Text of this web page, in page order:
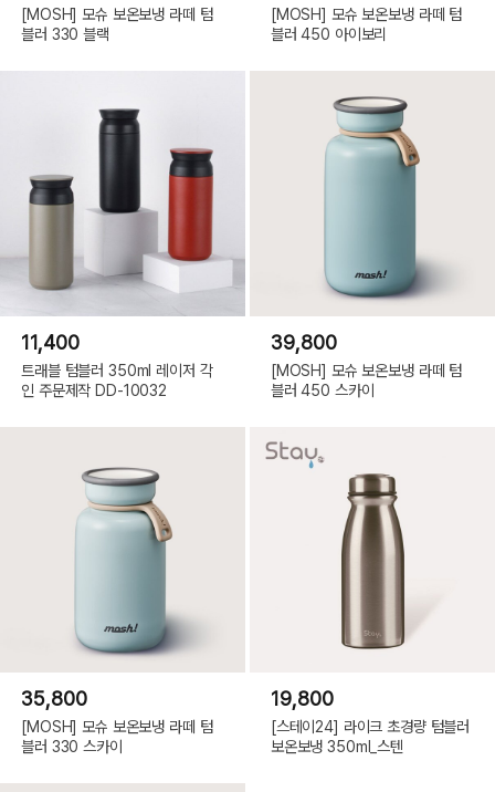
[MOSH] 모슈 보온보냉 라떼 텀
블러 330 블랙
[MOSH] 모슈 보온보냉 라떼 텀
블러 450 아이보리
11,400
트래블 텀블러 350ml 레이저 각
인 주문제작 DD-10032
39,800
[MOSH] 모슈 보온보냉 라떼 텀
블러 450 스카이
35,800
[MOSH] 모슈 보온보냉 라떼 텀
블러 330 스카이
19,800
[스테이24] 라이크 초경량 텀블러
보온보냉 350ml_스텐